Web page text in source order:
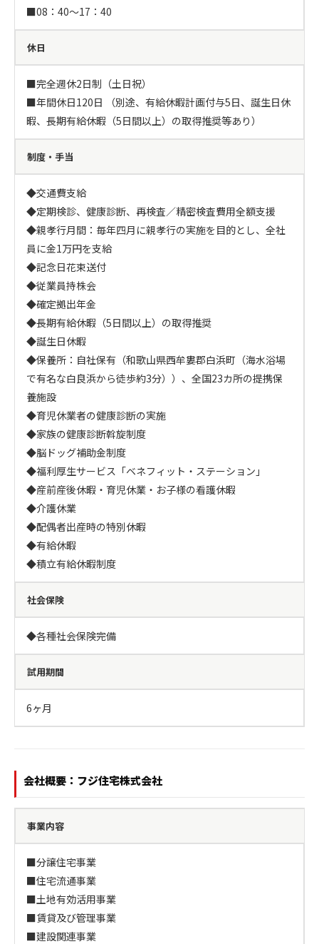
■08：40～17：40
休日
■完全週休2日制（土日祝）
■年間休日120日 （別途、有給休暇計画付与5日、誕生日休
暇、長期有給休暇（5日間以上）の取得推奨等あり）
制度・手当
◆交通費支給
◆定期検診、健康診断、再検査／精密検査費用全額支援
◆親孝行月間：毎年四月に親孝行の実施を目的とし、全社
員に金1万円を支給
◆記念日花束送付
◆従業員持株会
◆確定拠出年金
◆長期有給休暇（5日間以上）の取得推奨
◆誕生日休暇
◆保養所：自社保有（和歌山県西牟婁郡白浜町（海水浴場
で有名な白良浜から徒歩約3分））、全国23カ所の提携保
養施設
◆育児休業者の健康診断の実施
◆家族の健康診断斡旋制度
◆脳ドッグ補助金制度
◆福利厚生サービス「ベネフィット・ステーション」
◆産前産後休暇・育児休業・お子様の看護休暇
◆介護休業
◆配偶者出産時の特別休暇
◆有給休暇
◆積立有給休暇制度
社会保険
◆各種社会保険完備
試用期間
6ヶ月
会社概要：フジ住宅株式会社
事業内容
■分譲住宅事業
■住宅流通事業
■土地有効活用事業
■賃貸及び管理事業
■建設関連事業